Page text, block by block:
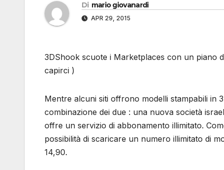
Di mario giovanardi
APR 29, 2015
3DShook scuote i Marketplaces con un piano
capirci )
Mentre alcuni siti offrono modelli stampabili in
combinazione dei due : una nuova società
offre un servizio di abbonamento illimitato.
possibilità di scaricare un numero illimitato di
14,90.